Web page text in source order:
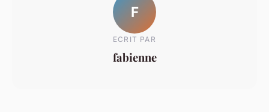
F
ECRIT PAR
fabienne